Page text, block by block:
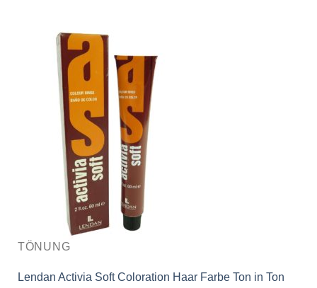
TÖNUNG
Lendan Activia Soft Coloration Haar Farbe Ton in Ton